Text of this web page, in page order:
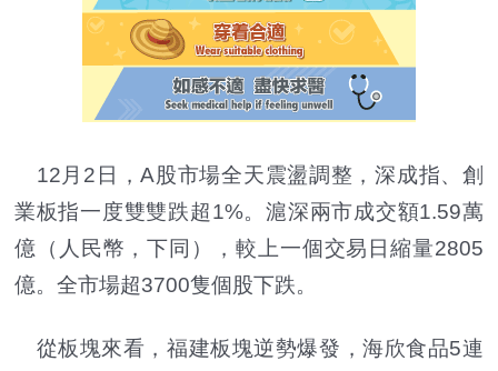
12月2日，A股市場全天震盪調整，深成指、創
業板指一度雙雙跌超1%。滬深兩市成交額1.59萬
億（人民幣，下同），較上一個交易日縮量2805
億。全市場超3700隻個股下跌。
從板塊來看，福建板塊逆勢爆發，海欣食品5連